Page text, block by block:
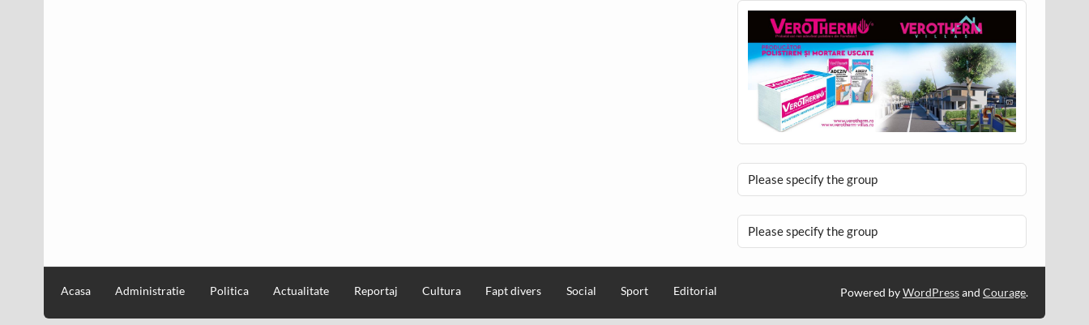
Please specify the group
Please specify the group
Acasa Administratie Politica Actualitate Reportaj Cultura Fapt divers Social Sport Editorial Powered byWordPressand Courage.